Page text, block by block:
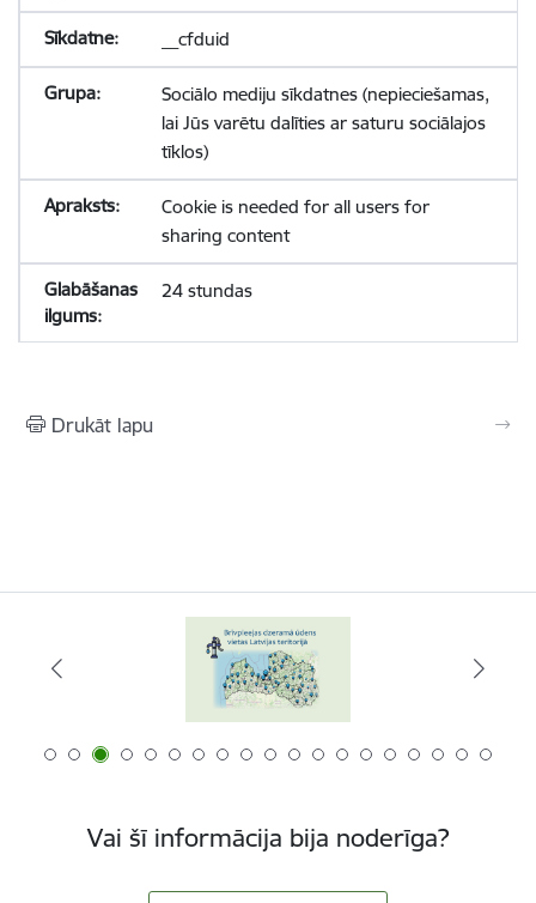
__cfduid
Sociālo mediju sīkdatnes (nepieciešamas,
lai Jūs varētu dalīties ar saturu sociālajos
tīklos)
Cookie is needed for all users for
sharing content
24 stundas
Drukāt lapu
Vai šī informācija bija noderīga?